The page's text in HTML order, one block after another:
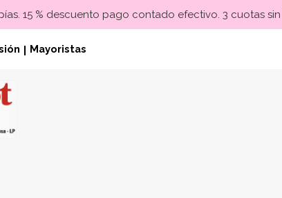
15 % descuento pago contado efectivo. 3 cuotas
Mayoristas